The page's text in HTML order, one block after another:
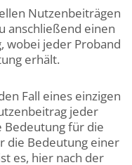
Nutzenbeiträgen
anschließend einen
wobei jeder Proband
erhält.
Fall eines einzigen
jeder
Bedeutung für die
die Bedeutung einer
es, hier nach der